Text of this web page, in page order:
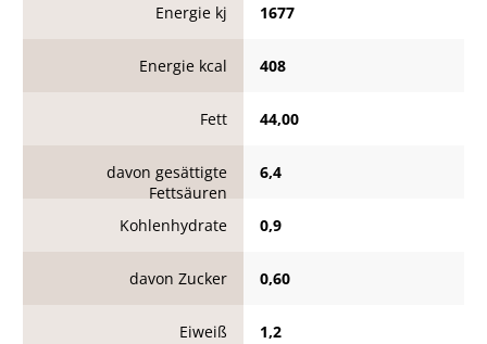
Energie kj 1677
Energie kcal 408
Fett 44,00
davon gesättigte
Fettsäuren
6,4
Kohlenhydrate 0,9
davon Zucker 0,60
Eiweiß 1,2